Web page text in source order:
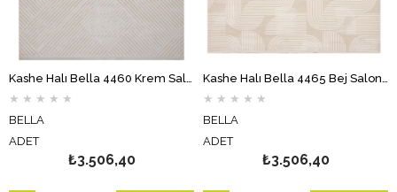
★ ★ ★ ★ ★
BELLA
ADET
₺3.506,40
★ ★ ★ ★ ★
BELLA
ADET
₺3.506,40